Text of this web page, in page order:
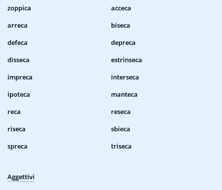
zoppica
acceca
arreca
biseca
defeca
depreca
disseca
estrinseca
impreca
interseca
ipoteca
manteca
reca
reseca
riseca
sbieca
spreca
triseca
Aggettivi